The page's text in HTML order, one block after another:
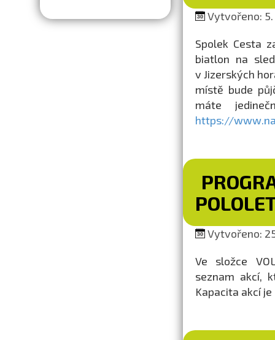
Vytvořeno: 5.
Spolek Cesta
biatlon na
v Jizerských
místě bude
máte
https://
Vytvořeno:
Ve složce
seznam akcí,
Kapacita akcí